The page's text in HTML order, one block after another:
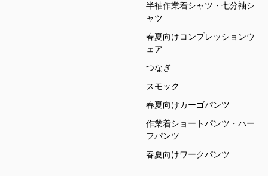
半袖作業着シャツ・七分袖シ
ャツ
春夏向けコンプレッションウ
ェア
つなぎ
スモック
春夏向けカーゴパンツ
作業着ショートパンツ・ハー
フパンツ
春夏向けワークパンツ